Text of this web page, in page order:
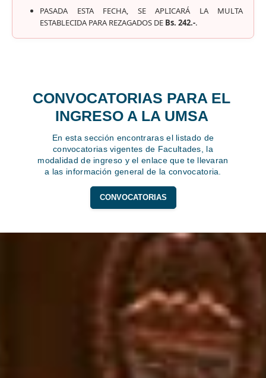
PASADA ESTA FECHA, SE APLICARÁ LA MULTA
ESTABLECIDA PARA REZAGADOS DE Bs. 242.-.
CONVOCATORIAS PARA EL
INGRESO A LA UMSA
En esta sección encontraras el listado de
convocatorias vigentes de Facultades, la
modalidad de ingreso y el enlace que te llevaran
a las información general de la convocatoria.
CONVOCATORIAS